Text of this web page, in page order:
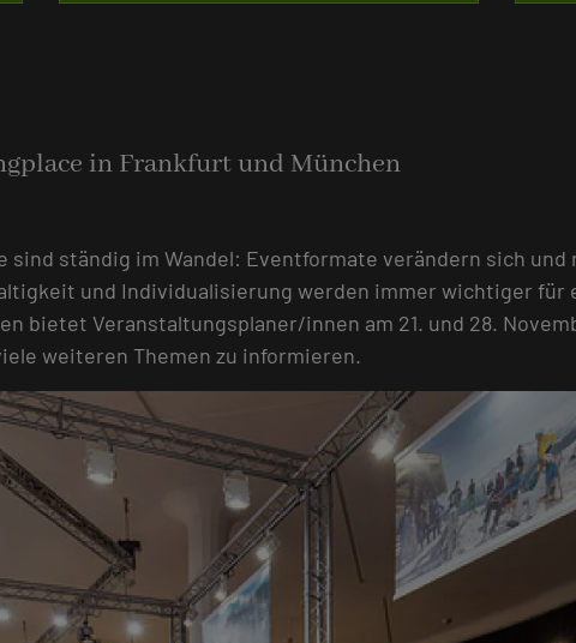
in Frankfurt und München
sind ständig im Wandel: Eventformate verändern sich
und Individualisierung werden immer wichtiger für
bietet Veranstaltungsplaner/innen am 21. und 28.
weiteren Themen zu informieren.